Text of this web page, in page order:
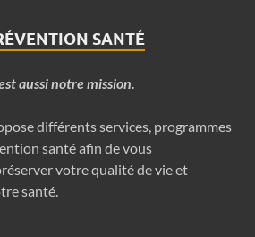
SANTÉ
aussi notre mission.
différents services, programmes
santé afin de vous
votre qualité de vie et
santé.